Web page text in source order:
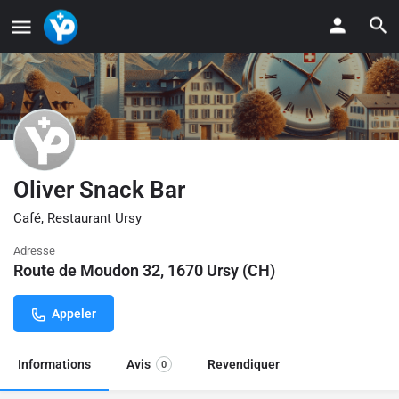
Oliver Snack Bar
Café, Restaurant Ursy
Adresse
Route de Moudon 32, 1670 Ursy (CH)
Appeler
Informations Avis 0 Revendiquer